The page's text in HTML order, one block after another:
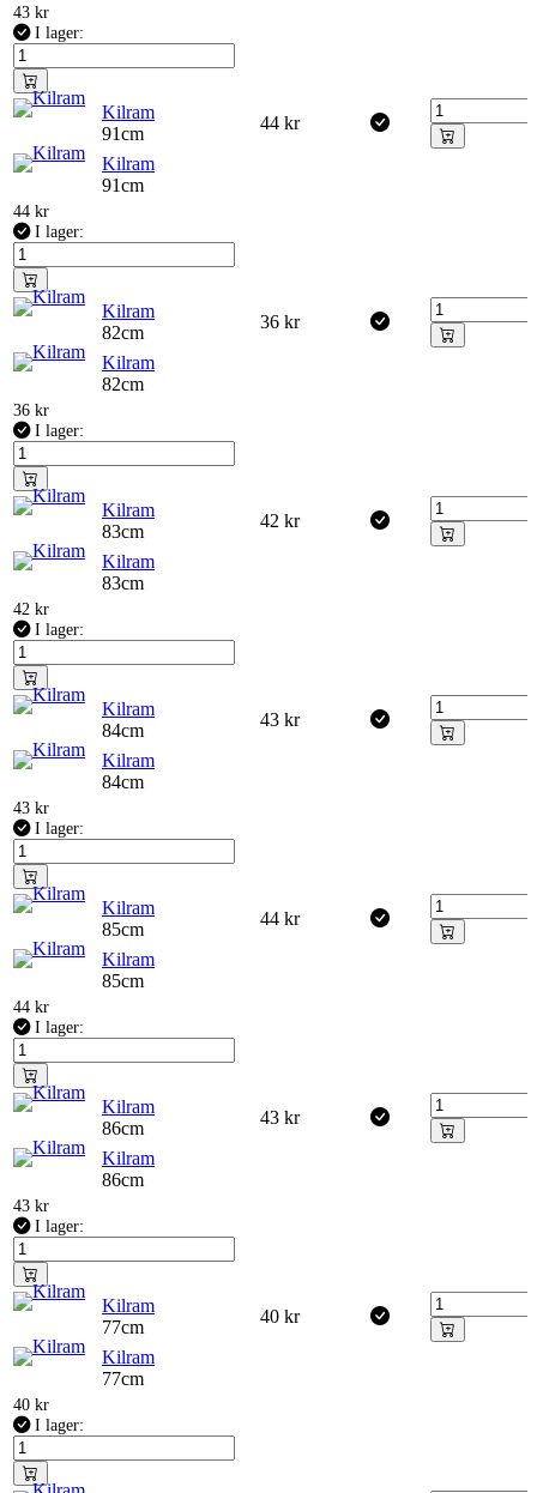
43 kr
I lager:
Kilram
91cm
44 kr
Kilram
91cm
44 kr
I lager:
Kilram
82cm
36 kr
Kilram
82cm
36 kr
I lager:
Kilram
83cm
42 kr
Kilram
83cm
42 kr
I lager:
Kilram
84cm
43 kr
Kilram
84cm
43 kr
I lager:
Kilram
85cm
44 kr
Kilram
85cm
44 kr
I lager:
Kilram
86cm
43 kr
Kilram
86cm
43 kr
I lager:
Kilram
77cm
40 kr
Kilram
77cm
40 kr
I lager: